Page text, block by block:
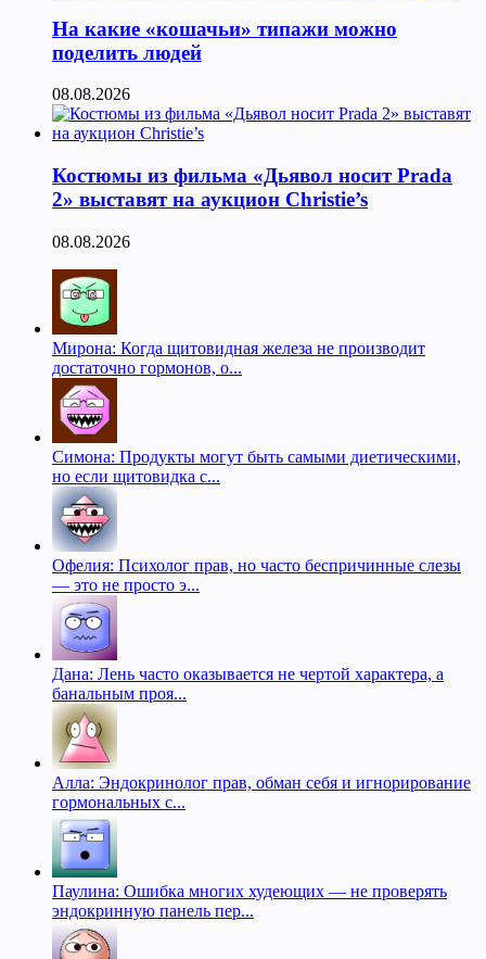
На какие «кошачьи» типажи можно
поделить людей
08.08.2026
Костюмы из фильма «Дьявол носит Prada
2» выставят на аукцион Christie’s
08.08.2026
Мирона: Когда щитовидная железа не производит
достаточно гормонов, о...
Симона: Продукты могут быть самыми диетическими,
но если щитовидка с...
Офелия: Психолог прав, но часто беспричинные слезы
— это не просто э...
Дана: Лень часто оказывается не чертой характера, а
банальным проя...
Алла: Эндокринолог прав, обман себя и игнорирование
гормональных с...
Паулина: Ошибка многих худеющих — не проверять
эндокринную панель пер...